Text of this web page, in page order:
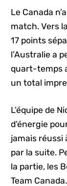
Le Canada
match. Vers
17 points
l’Australie a
quart-temps
un total
L’équipe de
d’énergie
jamais réussi
par la suite.
la partie, les
Team Canada.